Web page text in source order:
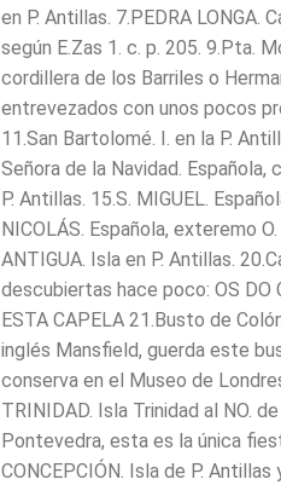
en P. Antillas. 7.PEDRA LONGA.
según E.Zas 1. c. p. 205. 9.Pta.
cordillera de los Barriles o
entrevezados con unos pocos
11.San Bartolomé. I. en la P.
Señora de la Navidad.
P. Antillas. 15.S. MIGUEL.
NICOLÁS. Española, exteremo
ANTIGUA. Isla en P. Antillas.
descubiertas hace poco: OS DO
ESTA CAPELA 21.Busto de
inglés Mansfield, guerda este
conserva en el Museo de
TRINIDAD. Isla Trinidad al NO.
Pontevedra, esta es la única
CONCEPCIÓN. Isla de P.